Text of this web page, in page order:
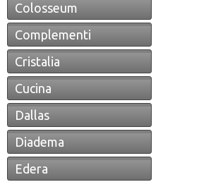
Colosseum
Complementi
Cristalia
Cucina
Dallas
Diadema
Edera